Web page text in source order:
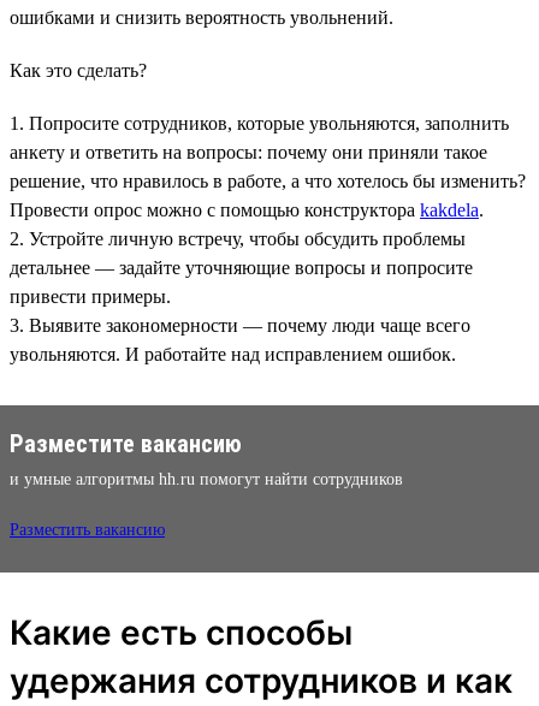
ошибками и снизить вероятность увольнений.
Как это сделать?
1. Попросите сотрудников, которые увольняются, заполнить
анкету и ответить на вопросы: почему они приняли такое
решение, что нравилось в работе, а что хотелось бы изменить?
Провести опрос можно с помощью конструктора kakdela.
2. Устройте личную встречу, чтобы обсудить проблемы
детальнее — задайте уточняющие вопросы и попросите
привести примеры.
3. Выявите закономерности — почему люди чаще всего
увольняются. И работайте над исправлением ошибок.
Разместите вакансию
и умные алгоритмы hh.ru помогут найти сотрудников
Разместить вакансию
Какие есть способы
удержания сотрудников и как